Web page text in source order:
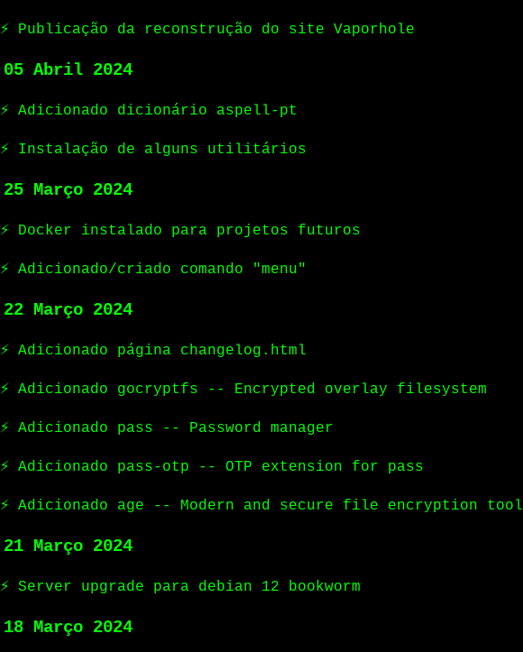
⚡ Publicação da reconstrução do site Vaporhole
05 Abril 2024
⚡ Adicionado dicionário aspell-pt
⚡ Instalação de alguns utilitários
25 Março 2024
⚡ Docker instalado para projetos futuros
⚡ Adicionado/criado comando "menu"
22 Março 2024
⚡ Adicionado página changelog.html
⚡ Adicionado gocryptfs -- Encrypted overlay filesystem
⚡ Adicionado pass -- Password manager
⚡ Adicionado pass-otp -- OTP extension for pass
⚡ Adicionado age -- Modern and secure file encryption tool
21 Março 2024
⚡ Server upgrade para debian 12 bookworm
18 Março 2024